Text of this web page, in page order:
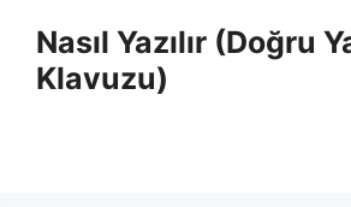
Nasıl Yazılır (Doğru
Klavuzu)